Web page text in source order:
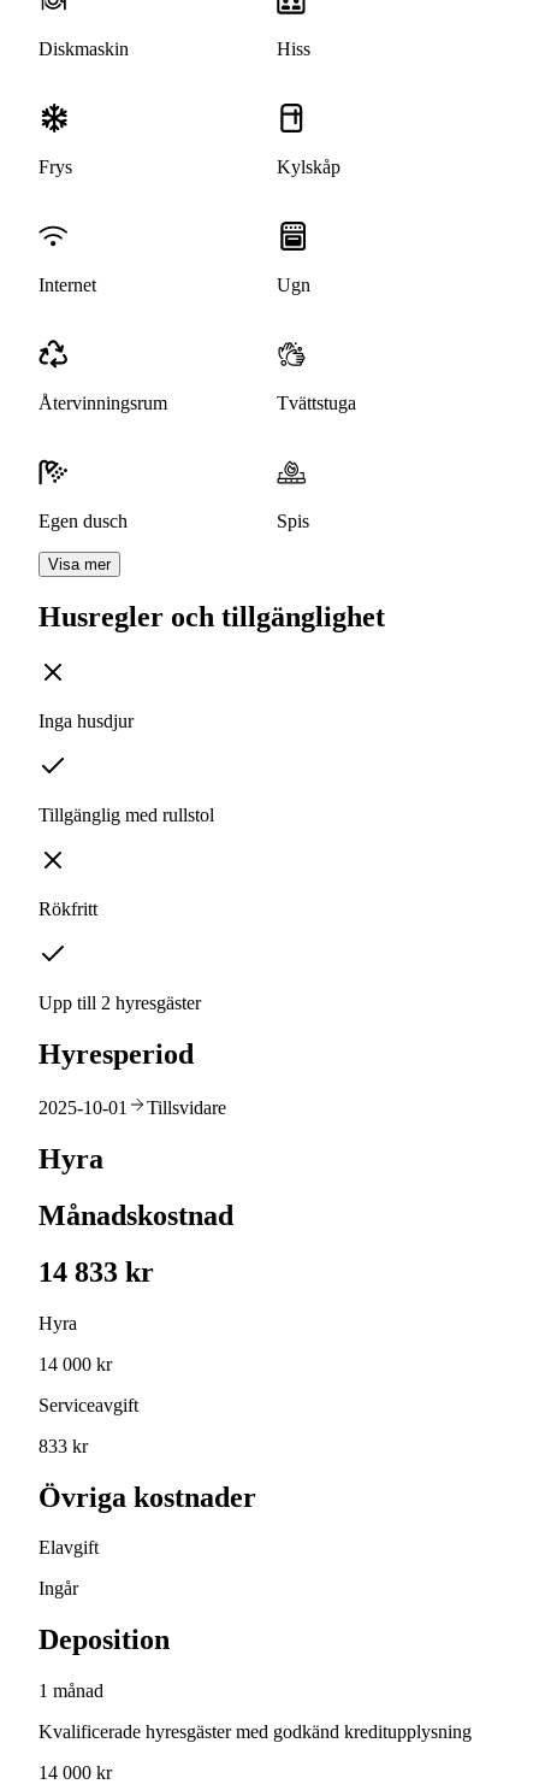
Diskmaskin Hiss
Frys Kylskåp
Internet Ugn
Återvinningsrum Tvättstuga
Egen dusch Spis
Visa mer
Husregler och tillgänglighet
Inga husdjur
Tillgänglig med rullstol
Rökfritt
Upp till 2 hyresgäster
Hyresperiod
2025-10-01 Tillsvidare
Hyra
Månadskostnad
14 833 kr
Hyra
14 000 kr
Serviceavgift
833 kr
Övriga kostnader
Elavgift
Ingår
Deposition
1 månad
Kvalificerade hyresgäster med godkänd kreditupplysning
14 000 kr